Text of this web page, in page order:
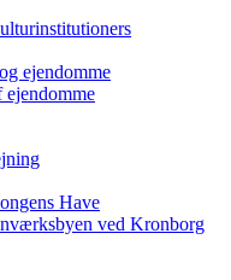
ejendomme
Have
ved Kronborg